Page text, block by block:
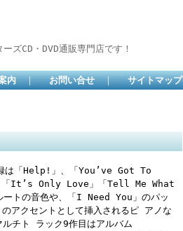
ズCD・DVD通販専門店です！
内 ｜ お問い合せ ｜ サイトマップ
録は「Help!」、「You’ve Got To
It’s Only Love」「Tell Me What
トの音色や、「I Need You」のパッ
クセントとして挿入されるピ アノな
ルチト ラック9作目はアルバム